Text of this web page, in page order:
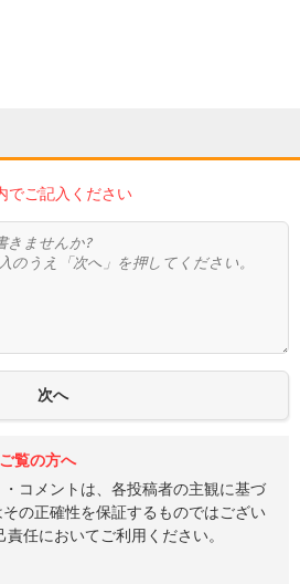
でご記入ください
覧の方へ
コメントは、各投稿者の主観に基づ
の正確性を保証するものではござい
任においてご利用ください。